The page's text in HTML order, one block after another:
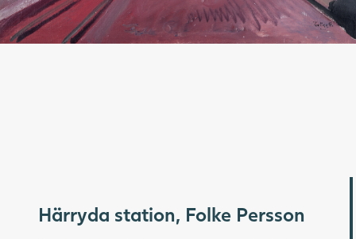
Härryda station, Folke Persson